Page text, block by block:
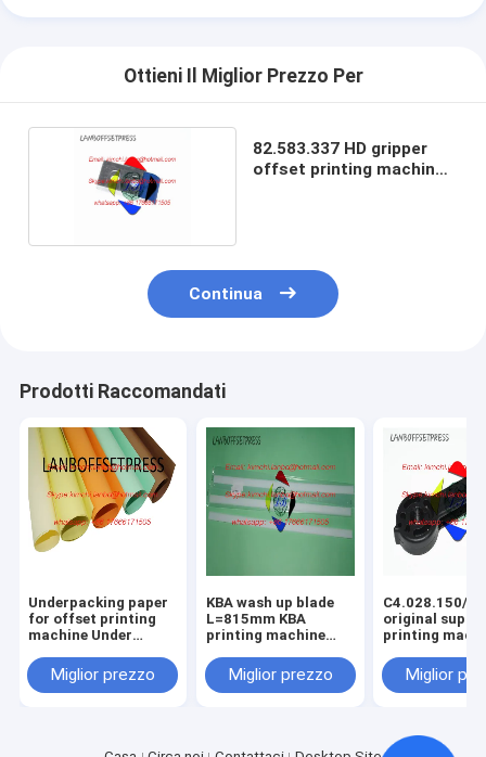
Ottieni Il Miglior Prezzo Per
82.583.337 HD gripper
offset printing machine
Continua
Prodotti Raccomandati
Underpacking paper
for offset printing
machine Under
Miglior prezzo
KBA wash up blade
L=815mm KBA
printing machine
Miglior prezzo
C4.028.150/01
original
printing
Miglior